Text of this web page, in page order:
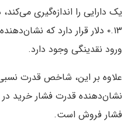
یک دارایی را اندازه‌گیری
۰.۱۳ دلار قرار دارد که
ورود نقدینگی وجود دارد.
نشان‌دهنده قدرت فشار خرید در
فشار فروش است.